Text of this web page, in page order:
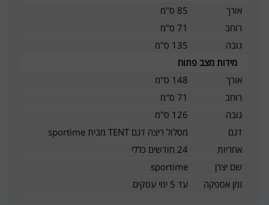
אורך
85 ס"מ
רוחב
71 ס"מ
גובה
135 ס"מ
מידות מצב פתוח
אורך
148 ס"מ
רוחב
71 ס"מ
גובה
126 ס"מ
דגם
מסלול ריצה דגם TENT מבית sportime
אחריות
24 חודשים כללי
שם יצרן
sportime
זמן אספקה
עד 5 ימי עסקים